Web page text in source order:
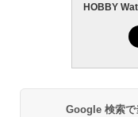
HOBBY
Google 検索で